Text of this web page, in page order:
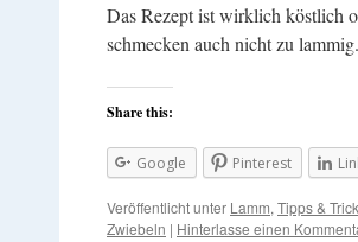
Das Rezept ist wirklich köstlich
schmecken auch nicht zu
Share this:
Google Pinterest
Veröffentlicht unter Lamm, Tipps &
Zwiebeln | Hinterlasse einen